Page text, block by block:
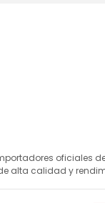
oficiales
alta calidad y